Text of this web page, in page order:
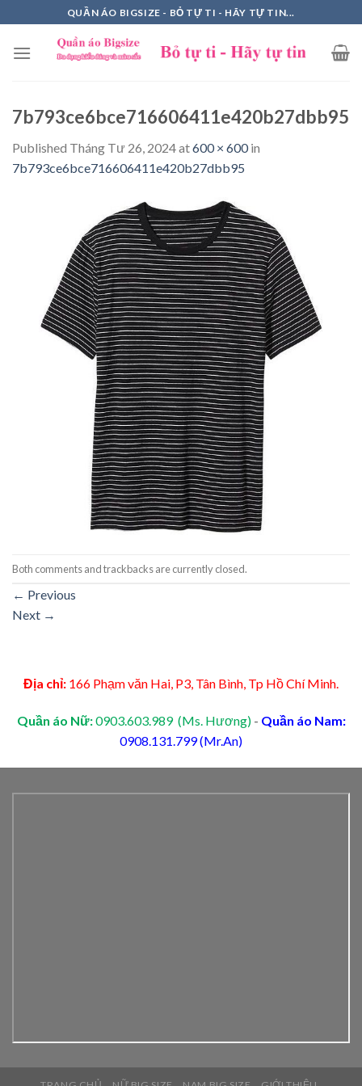
to
content
QUẦN ÁO BIGSIZE - BỎ TỰ TI - HÃY TỰ TIN...
7b793ce6bce716606411e420b27dbb95
Published Tháng Tư 26, 2024at600 × 600in
7b793ce6bce716606411e420b27dbb95
Both comments and trackbacks are currently closed.
← Previous
Next →
Địa chỉ: 166 Phạm văn Hai, P3, Tân Bình, Tp Hồ Chí Minh.
Quần áo Nữ:0903.603.989 (Ms. Hương) - Quần áo Nam:
0908.131.799 (Mr.An)